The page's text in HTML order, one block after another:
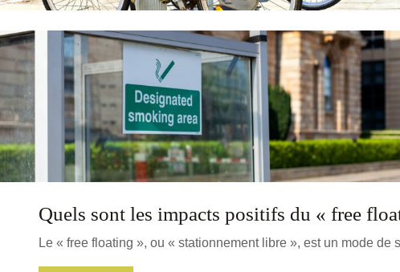
Quels sont les impacts positifs du « free
Le « free floating », ou « stationnement libre », est un mode